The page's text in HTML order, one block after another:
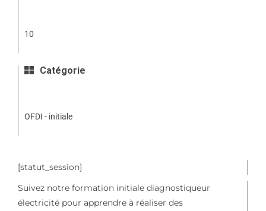
10
Catégorie
OFDI - initiale
[statut_session]
Suivez notre formation initiale diagnostiqueur
électricité pour apprendre à réaliser des